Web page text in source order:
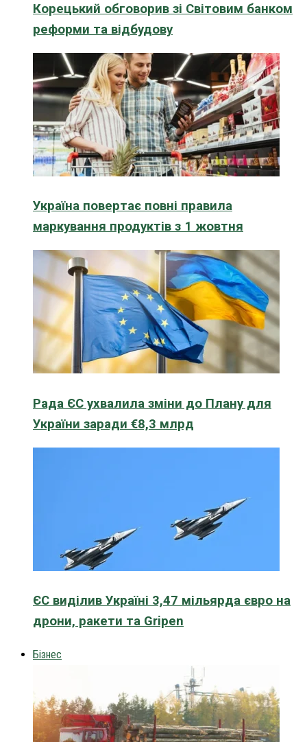
Корецький обговорив зі Світовим банком
реформи та відбудову
Україна повертає повні правила
маркування продуктів з 1 жовтня
Рада ЄС ухвалила зміни до Плану для
України заради €8,3 млрд
ЄС виділив Україні 3,47 мільярда євро на
дрони, ракети та Gripen
Бізнес